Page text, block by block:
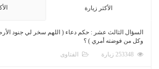
الأكثر زيارة
السؤال الثالث عشر : حكم دعاء ( اللهم سخر لي جنود
وكل من فوضته أمري ) ؟
الفتاوى